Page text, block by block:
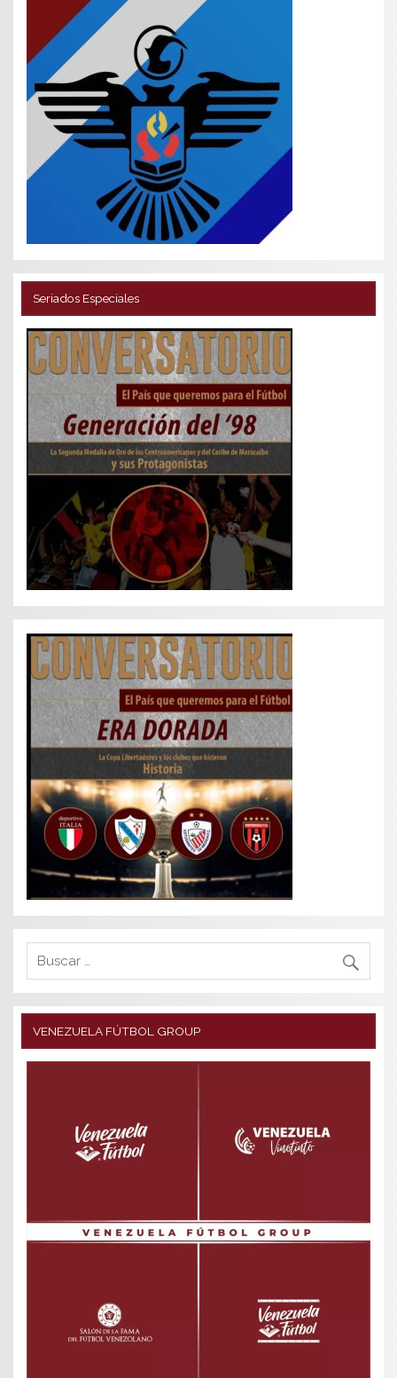
Seriados Especiales
VENEZUELA FÚTBOL GROUP